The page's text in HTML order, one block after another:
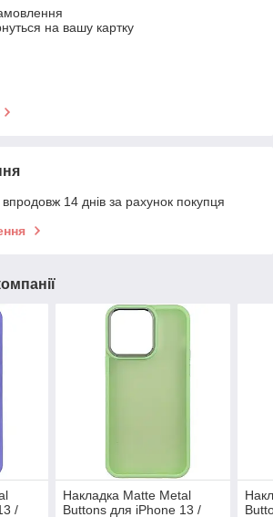
на вашу картку
14 днів за рахунок покупця
/
Накладка Matte Metal
Buttons для iPhone 13 /